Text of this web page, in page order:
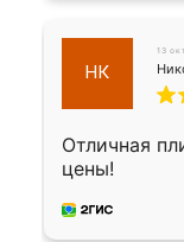
НК
13
Отличная
цены!